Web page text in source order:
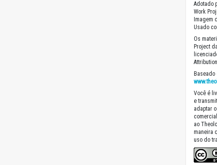
Adotado
Work
Imagem
Usado
Os
Project
Baseado
Você é
e
adaptar
ao
maneira
uso do